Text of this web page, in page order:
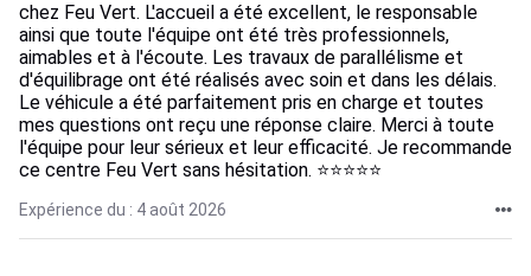
chez Feu Vert. L'accueil a été excellent, le responsable
ainsi que toute l'équipe ont été très professionnels,
aimables et à l'écoute. Les travaux de parallélisme et
d'équilibrage ont été réalisés avec soin et dans les délais.
Le véhicule a été parfaitement pris en charge et toutes
mes questions ont reçu une réponse claire. Merci à toute
l'équipe pour leur sérieux et leur efficacité. Je recommande
ce centre Feu Vert sans hésitation. ⭐⭐⭐⭐⭐
Expérience du : 4 août 2026